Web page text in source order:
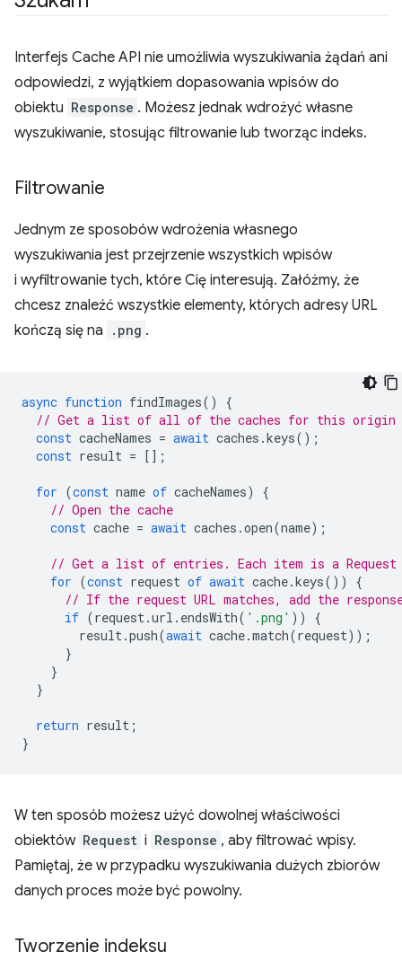
Interfejs Cache API nie umożliwia wyszukiwania żądań ani
odpowiedzi, z wyjątkiem dopasowania wpisów do
obiektu Response . Możesz jednak wdrożyć własne
wyszukiwanie, stosując filtrowanie lub tworząc indeks.
Filtrowanie
Jednym ze sposobów wdrożenia własnego
wyszukiwania jest przejrzenie wszystkich wpisów
i wyfiltrowanie tych, które Cię interesują. Załóżmy, że
chcesz znaleźć wszystkie elementy, których adresy URL
kończą się na
.png .
async function findImages()
{
// Get a list of all of the caches for this origin
const cacheNames = await caches .keys();
const result = [];
for (const name of cacheNames)
{
// Open the cache
const cache = await caches .open(name);
// Get a list of entries. Each item is a Request
for (const request of await cache.keys())
{
// If the request URL matches, add the
if (request.url . endsWith( '.png' ))
{
result.push(await cache.match(request));
}
}
}
return result ;
}
W ten sposób możesz użyć dowolnej właściwości
obiektów Request i Response , aby filtrować wpisy.
Pamiętaj, że w przypadku wyszukiwania dużych zbiorów
danych proces może być powolny.
Tworzenie indeksu